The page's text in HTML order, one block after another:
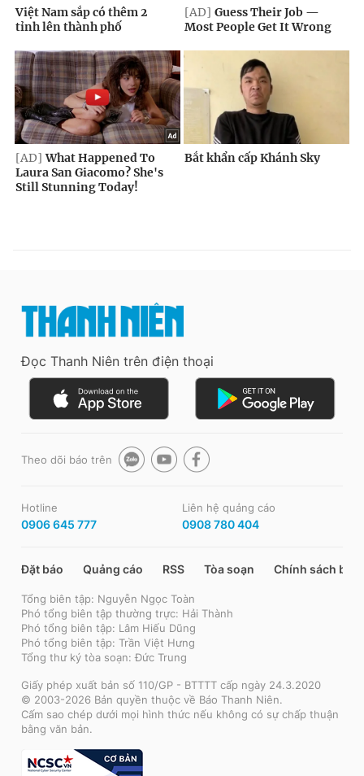
Đọc Thanh Niên trên điện thoại
Theo dõi báo trên
Hotline
0906 645 777
Liên hệ quảng cáo
0908 780 404
Đặt báo Quảng cáo RSS Tòa soạn Chính sách bảo
Tổng biên tập: Nguyễn Ngọc Toàn
Phó tổng biên tập thường trực: Hải Thành
Phó tổng biên tập: Lâm Hiếu Dũng
Phó tổng biên tập: Trần Việt Hưng
Tổng thư ký tòa soạn: Đức Trung
Giấy phép xuất bản số 110/GP - BTTTT cấp ngày 24.3.2020
© 2003-2026 Bản quyền thuộc về Báo Thanh Niên.
Cấm sao chép dưới mọi hình thức nếu không có sự chấp thuận
bằng văn bản.